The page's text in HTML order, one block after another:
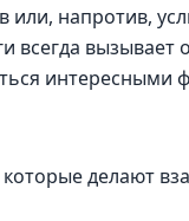
напротив,
интересными
делают